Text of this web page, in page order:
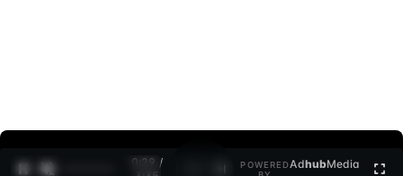
0:30 /
POWEREDAdhubMedia